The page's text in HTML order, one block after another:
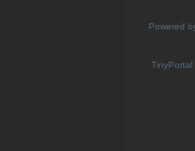
Powered
TinyPortal